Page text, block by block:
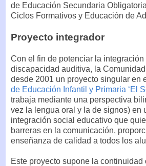
de Educación Secundaria
Ciclos Formativos y Educación de
Proyecto integrador
Con el fin de potenciar la
discapacidad auditiva, la
desde 2001 un proyecto singular en
de Educación Infantil y Primaria ‘El
trabaja mediante una perspectiva
vez la lengua oral y la de signos) en
integración social educativo que
barreras en la comunicación,
enseñanza de calidad a todos los
Este proyecto supone la continuidad